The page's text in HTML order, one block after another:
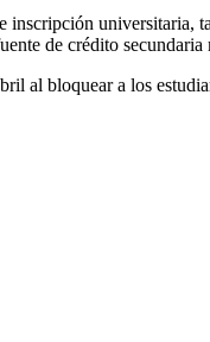
universitaria,
de crédito
al bloquear a los